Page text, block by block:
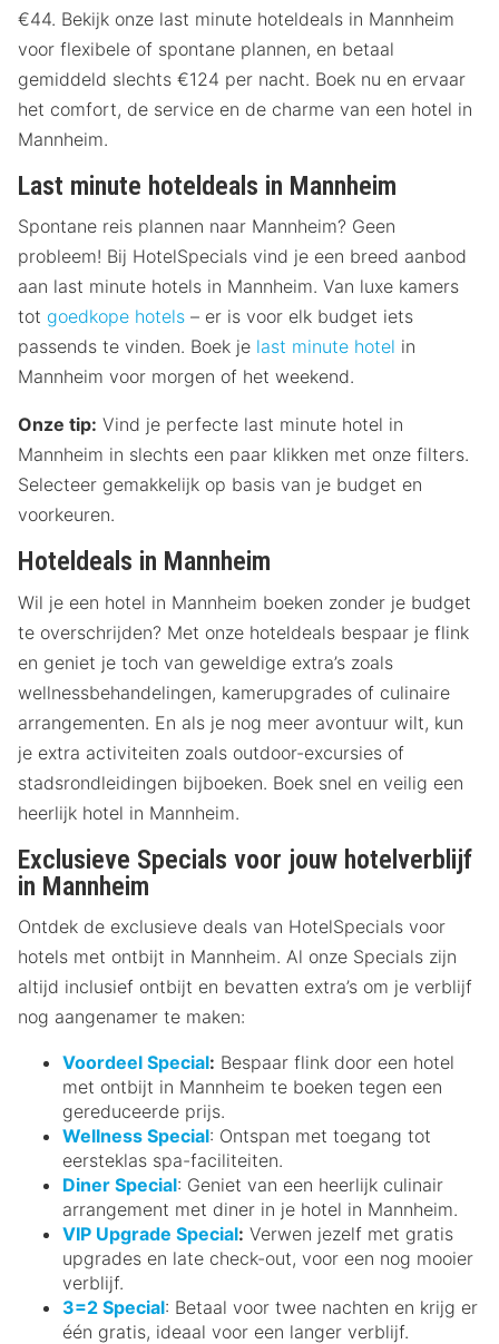
€44. Bekijk onze last minute hoteldeals in Mannheim
voor flexibele of spontane plannen, en betaal
gemiddeld slechts €124 per nacht. Boek nu en ervaar
het comfort, de service en de charme van een hotel in
Mannheim.
Last minute hoteldeals in Mannheim
Spontane reis plannen naar Mannheim? Geen
probleem! Bij HotelSpecials vind je een breed aanbod
aan last minute hotels in Mannheim. Van luxe kamers
tot goedkope hotels – er is voor elk budget iets
passends te vinden. Boek je last minute hotel in
Mannheim voor morgen of het weekend.
Onze tip: Vind je perfecte last minute hotel in
Mannheim in slechts een paar klikken met onze filters.
Selecteer gemakkelijk op basis van je budget en
voorkeuren.
Hoteldeals in Mannheim
Wil je een hotel in Mannheim boeken zonder je budget
te overschrijden? Met onze hoteldeals bespaar je flink
en geniet je toch van geweldige extra’s zoals
wellnessbehandelingen, kamerupgrades of culinaire
arrangementen. En als je nog meer avontuur wilt, kun
je extra activiteiten zoals outdoor-excursies of
stadsrondleidingen bijboeken. Boek snel en veilig een
heerlijk hotel in Mannheim.
Exclusieve Specials voor jouw hotelverblijf
in Mannheim
Ontdek de exclusieve deals van HotelSpecials voor
hotels met ontbijt in Mannheim. Al onze Specials zijn
altijd inclusief ontbijt en bevatten extra’s om je verblijf
nog aangenamer te maken:
Voordeel Special: Bespaar flink door een hotel
met ontbijt in Mannheim te boeken tegen een
gereduceerde prijs.
Wellness Special: Ontspan met toegang tot
eersteklas spa-faciliteiten.
Diner Special: Geniet van een heerlijk culinair
arrangement met diner in je hotel in Mannheim.
VIP Upgrade Special: Verwen jezelf met gratis
upgrades en late check-out, voor een nog mooier
verblijf.
3=2 Special: Betaal voor twee nachten en krijg er
één gratis, ideaal voor een langer verblijf.